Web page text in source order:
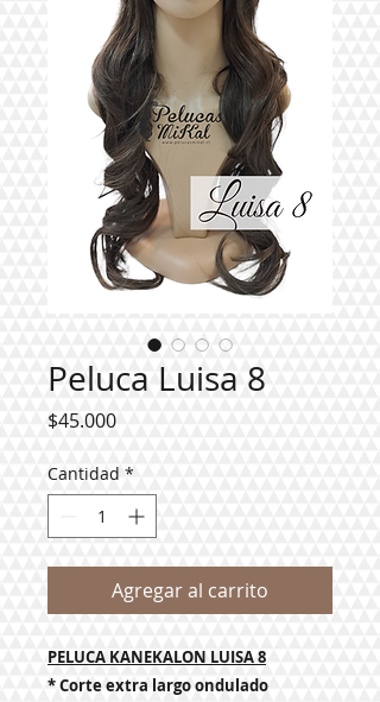
Peluca Luisa 8
$45.000Precio
Cantidad *
Agregar al carrito
PELUCA KANEKALON LUISA 8
* Corte extra largo ondulado